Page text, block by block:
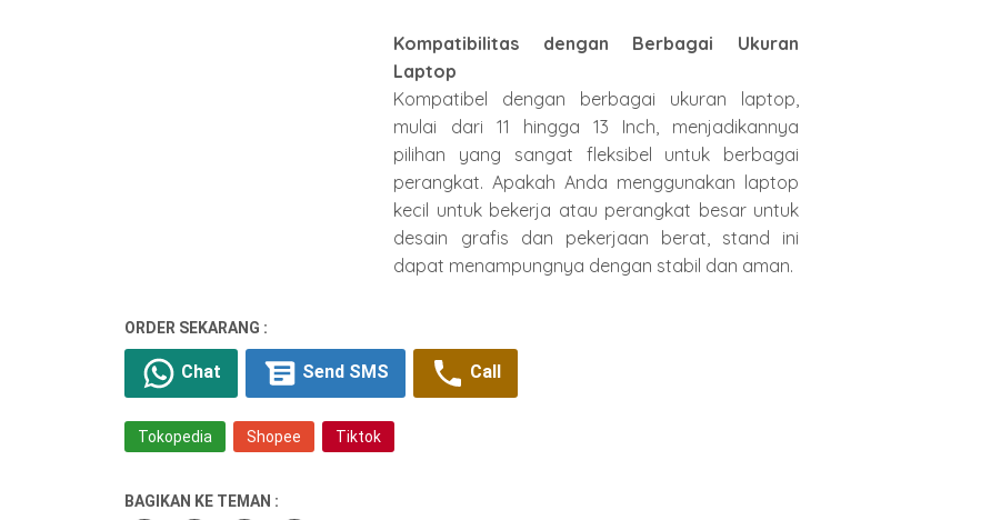
Kompatibilitas dengan Berbagai Ukuran
Laptop
Kompatibel dengan berbagai ukuran laptop,
mulai dari 11 hingga 13 Inch, menjadikannya
pilihan yang sangat fleksibel untuk berbagai
perangkat. Apakah Anda menggunakan laptop
kecil untuk bekerja atau perangkat besar untuk
desain grafis dan pekerjaan berat, stand ini
dapat menampungnya dengan stabil dan aman.
ORDER SEKARANG :
Chat Send SMS Call
Tokopedia Shopee Tiktok
BAGIKAN KE TEMAN :